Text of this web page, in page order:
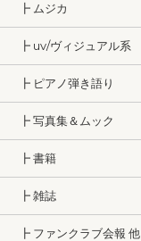
┣ ムジカ
┣ uv/ヴィジュアル系
┣ ピアノ弾き語り
┣ 写真集＆ムック
┣ 書籍
┣ 雑誌
┣ ファンクラブ会報 他